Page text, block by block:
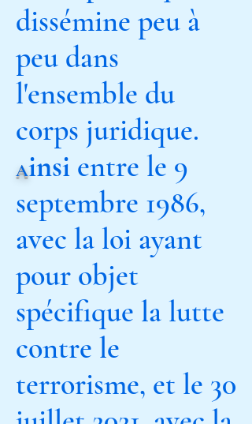
dissémine peu à
peu dans
l'ensemble du
corps juridique.
Ainsi entre le 9
septembre 1986,
avec la loi ayant
pour objet
spécifique la lutte
contre le
terrorisme, et le 30